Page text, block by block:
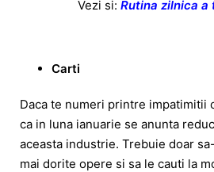
Vezi si: Rutina zilnica a
Carti
Daca te numeri printre impatimitii
ca in luna ianuarie se anunta
aceasta industrie. Trebuie doar
mai dorite opere si sa le cauti la